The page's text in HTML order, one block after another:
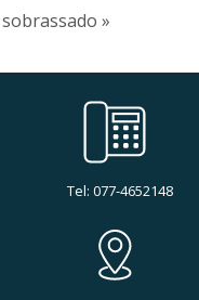
»
Tel: 077-4652148